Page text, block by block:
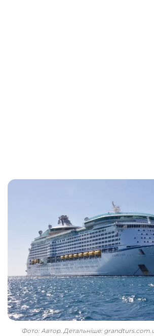
Фото: Автор. Детальніше: